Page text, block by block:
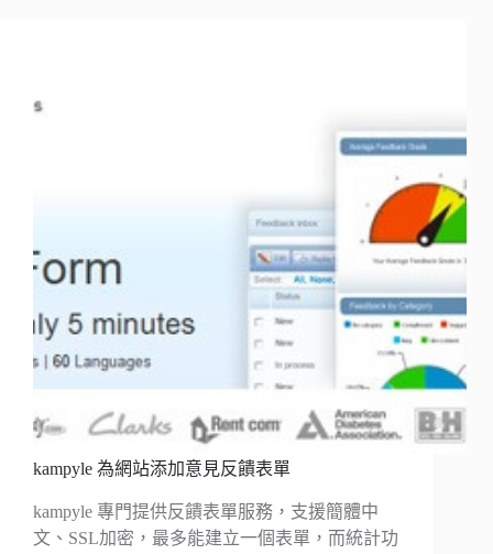
kampyle 為網站添加意見反饋表單
kampyle 專門提供反饋表單服務，支援簡體中
文、SSL加密，最多能建立一個表單，而統計功